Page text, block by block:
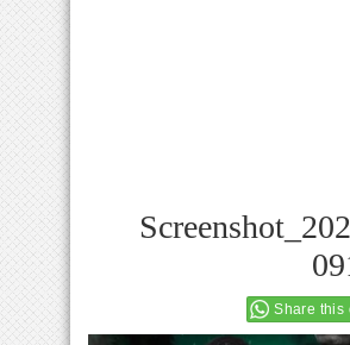
Share this